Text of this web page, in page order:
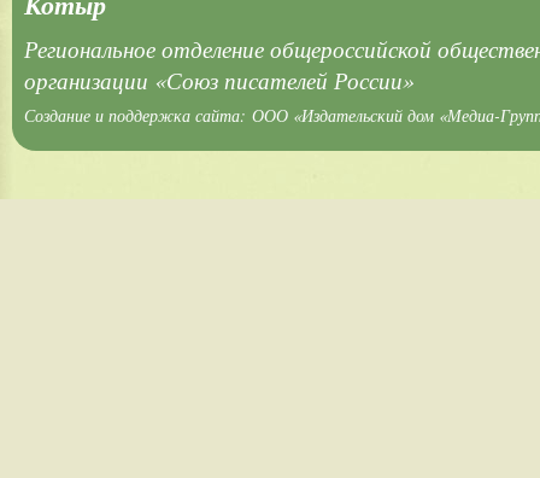
Региональное отделение общероссийской
организации «Союз писателей России»
Создание и поддержка сайта: ООО «Издательский дом «Медиа-